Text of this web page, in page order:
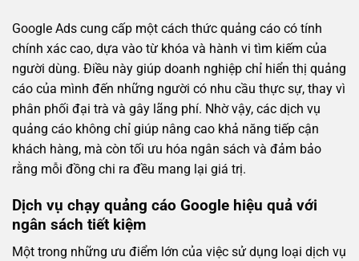
Google Ads cung cấp một cách thức quảng cáo có tính
chính xác cao, dựa vào từ khóa và hành vi tìm kiếm của
người dùng. Điều này giúp doanh nghiệp chỉ hiển thị quảng
cáo của mình đến những người có nhu cầu thực sự, thay vì
phân phối đại trà và gây lãng phí. Nhờ vậy, các dịch vụ
quảng cáo không chỉ giúp nâng cao khả năng tiếp cận
khách hàng, mà còn tối ưu hóa ngân sách và đảm bảo
rằng mỗi đồng chi ra đều mang lại giá trị.
Dịch vụ chạy quảng cáo Google hiệu quả với
ngân sách tiết kiệm
Một trong những ưu điểm lớn của việc sử dụng loại dịch vụ